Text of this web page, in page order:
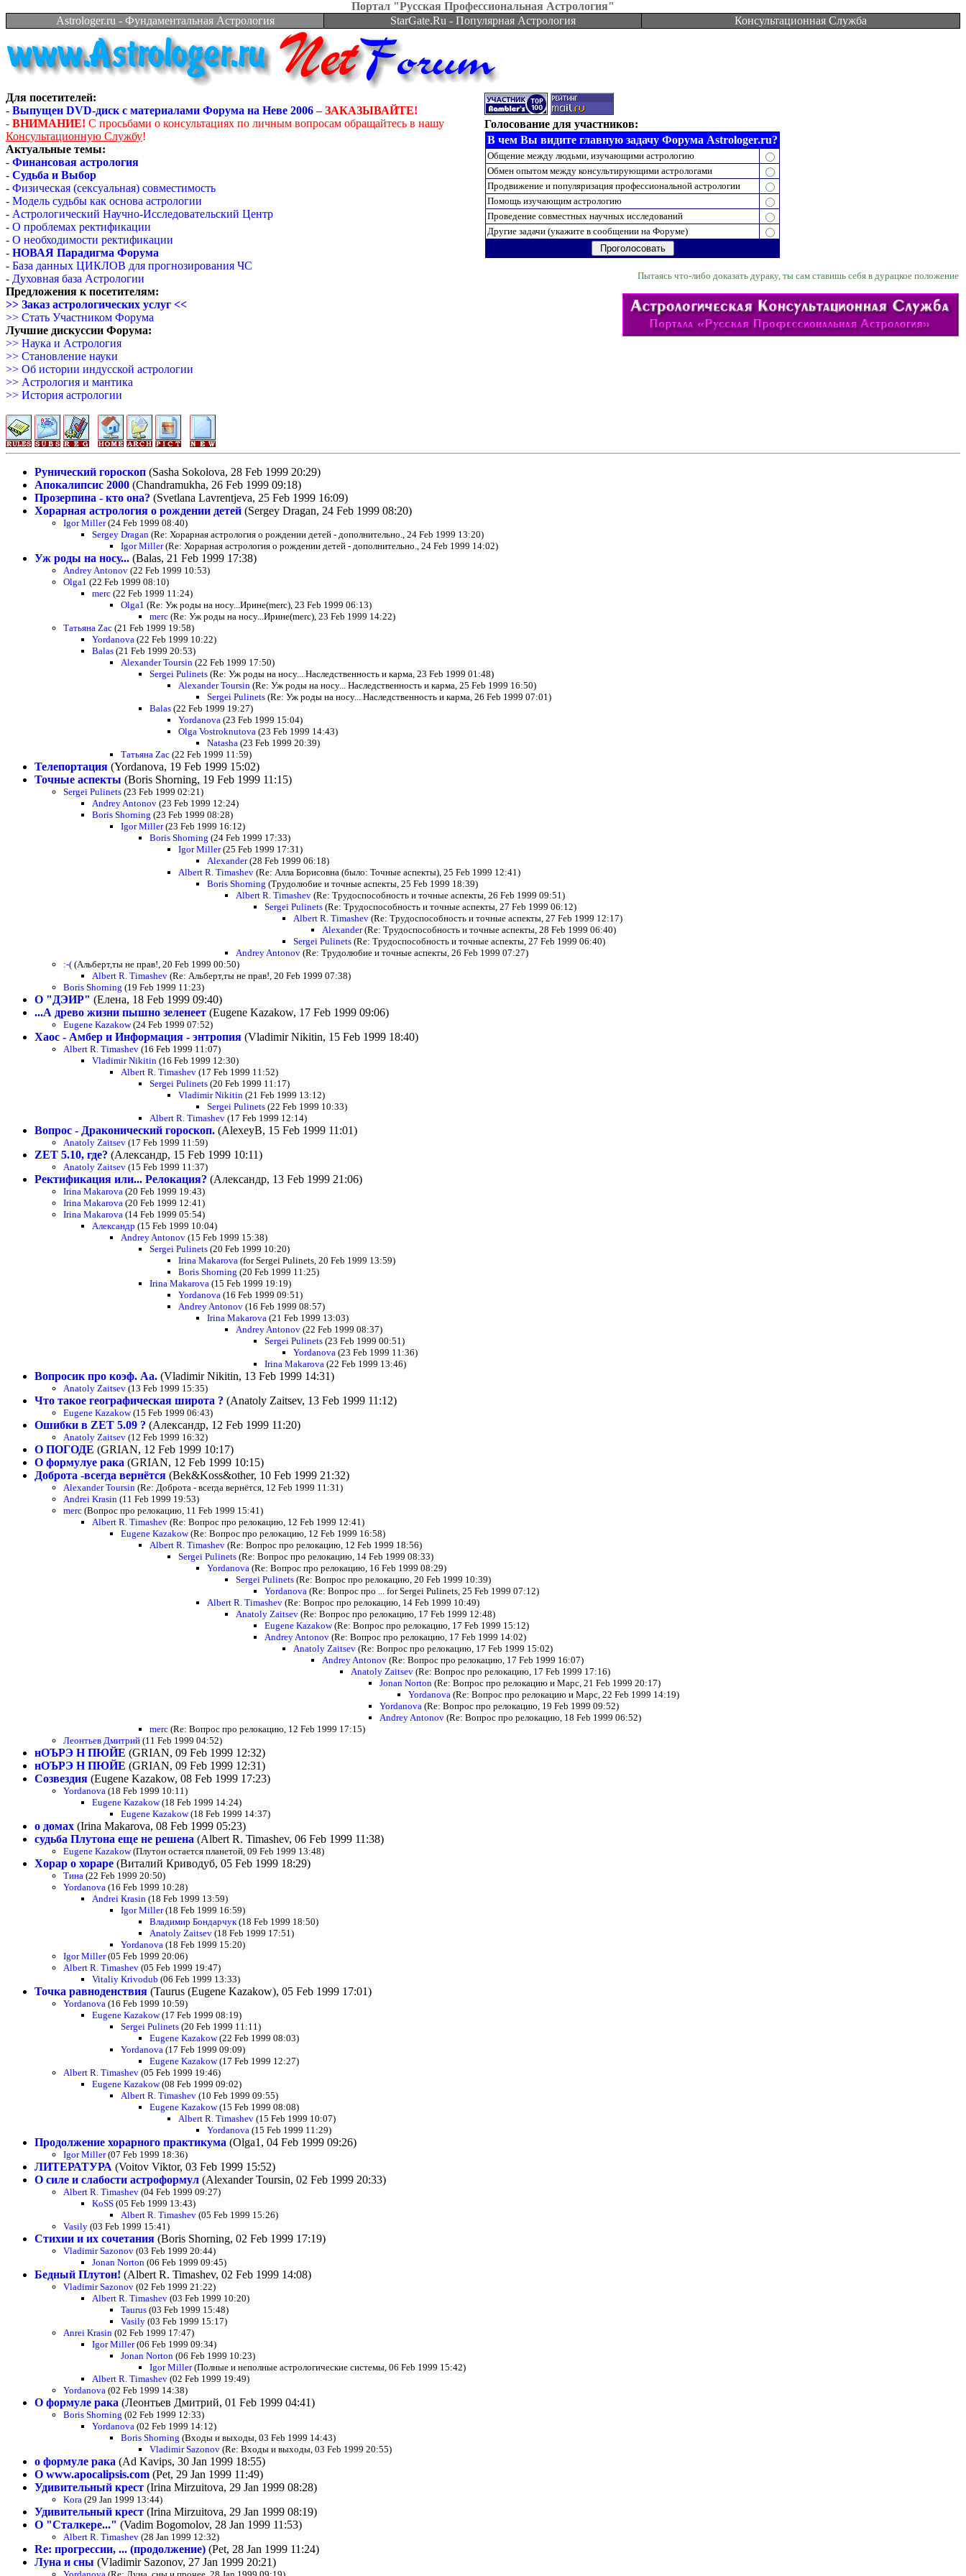
Портал "Русская Профессиональная Астрология"
Astrologer.ru - Фундаментальная Астрология
StarGate.Ru - Популярная Астрология Консультационная Служба
Голосование для участников:
В чем Вы видите главную задачу Форума Astrologer.ru?
Общение между людьми, изучающими астрологию
Обмен опытом между консультирующими астрологами
Продвижение и популяризация профессиональной астрологии
Помощь изучающим астрологию
Проведение совместных научных исследований
Другие задачи (укажите в сообщении на Форуме)
Пытаясь что-либо доказать дураку, ты сам ставишь себя в дурацкое положение
Для посетителей:
- Выпущен DVD-диск с материалами Форума на Неве 2006– ЗАКАЗЫВАЙТЕ!
- ВНИМАНИЕ! С просьбами о консультациях по личным вопросам обращайтесь в нашу
Консультационную Службу!
Актуальные темы:
- Финансовая астрология
- Судьба и Выбор
- Физическая (сексуальная) совместимость
- Модель судьбы как основа астрологии
- Астрологический Научно-Исследовательский Центр
- О проблемах ректификации
- О необходимости ректификации
- НОВАЯ Парадигма Форума
- База данных ЦИКЛОВ для прогнозирования ЧС
- Духовная база Астрологии
Предложения к посетителям:
>> Заказ астрологических услуг <<
>> Стать Участником Форума
Лучшие дискуссии Форума:
>> Наука и Астрология
>> Становление науки
>> Об истории индусской астрологии
>> Астрология и мантика
>> История астрологии
Рунический гороскоп (Sasha Sokolova, 28 Feb 1999 20:29)
Апокалипсис 2000 (Chandramukha, 26 Feb 1999 09:18)
Прозерпина - кто она? (Svetlana Lavrentjeva, 25 Feb 1999 16:09)
Хорарная астрология о рождении детей (Sergey Dragan, 24 Feb 1999 08:20)
Igor Miller(24 Feb 1999 08:40)
Sergey Dragan (Re: Хорарная астрология о рождении детей - дополнительно., 24 Feb 1999 13:20)
Igor Miller(Re: Хорарная астрология о рождении детей - дополнительно., 24 Feb 1999 14:02)
Уж роды на носу... (Balas, 21 Feb 1999 17:38)
Andrey Antonov (22 Feb 1999 10:53)
Olga1 (22 Feb 1999 08:10)
merc (22 Feb 1999 11:24)
Olga1 (Re: Уж роды на носу...Ирине(merc), 23 Feb 1999 06:13)
merc (Re: Уж роды на носу...Ирине(merc), 23 Feb 1999 14:22)
Татьяна Zac (21 Feb 1999 19:58)
Yordanova (22 Feb 1999 10:22)
Balas (21 Feb 1999 20:53)
Alexander Toursin (22 Feb 1999 17:50)
Sergei Pulinets (Re: Уж роды на носу... Наследственность и карма, 23 Feb 1999 01:48)
Alexander Toursin (Re: Уж роды на носу... Наследственность и карма, 25 Feb 1999 16:50)
Sergei Pulinets (Re: Уж роды на носу... Наследственность и карма, 26 Feb 1999 07:01)
Balas (22 Feb 1999 19:27)
Yordanova (23 Feb 1999 15:04)
Olga Vostroknutova (23 Feb 1999 14:43)
Natasha (23 Feb 1999 20:39)
Татьяна Zac (22 Feb 1999 11:59)
Телепортация (Yordanova, 19 Feb 1999 15:02)
Точные аспекты (Boris Shorning, 19 Feb 1999 11:15)
Sergei Pulinets (23 Feb 1999 02:21)
Andrey Antonov (23 Feb 1999 12:24)
Boris Shorning (23 Feb 1999 08:28)
Igor Miller(23 Feb 1999 16:12)
Boris Shorning (24 Feb 1999 17:33)
Igor Miller(25 Feb 1999 17:31)
Alexander(28 Feb 1999 06:18)
Albert R. Timashev (Re: Алла Борисовна (было: Точные аспекты), 25 Feb 1999 12:41)
Boris Shorning (Трудолюбие и точные аспекты, 25 Feb 1999 18:39)
Albert R. Timashev (Re: Трудоспособность и точные аспекты, 26 Feb 1999 09:51)
Sergei Pulinets (Re: Трудоспособность и точные аспекты, 27 Feb 1999 06:12)
Albert R. Timashev (Re: Трудоспособность и точные аспекты, 27 Feb 1999 12:17)
Alexander(Re: Трудоспособность и точные аспекты, 28 Feb 1999 06:40)
Sergei Pulinets (Re: Трудоспособность и точные аспекты, 27 Feb 1999 06:40)
Andrey Antonov (Re: Трудолюбие и точные аспекты, 26 Feb 1999 07:27)
:-( (Альберт,ты не прав!, 20 Feb 1999 00:50)
Albert R. Timashev (Re: Альберт,ты не прав!, 20 Feb 1999 07:38)
Boris Shorning (19 Feb 1999 11:23)
О "ДЭИР" (Елена, 18 Feb 1999 09:40)
...А древо жизни пышно зеленеет (Eugene Kazakow, 17 Feb 1999 09:06)
Eugene Kazakow(24 Feb 1999 07:52)
Хаос - Амбер и Информация - энтропия (Vladimir Nikitin, 15 Feb 1999 18:40)
Albert R. Timashev (16 Feb 1999 11:07)
Vladimir Nikitin (16 Feb 1999 12:30)
Albert R. Timashev (17 Feb 1999 11:52)
Sergei Pulinets (20 Feb 1999 11:17)
Vladimir Nikitin (21 Feb 1999 13:12)
Sergei Pulinets (22 Feb 1999 10:33)
Albert R. Timashev (17 Feb 1999 12:14)
Вопрос - Драконический гороскоп. (AlexeyB, 15 Feb 1999 11:01)
Anatoly Zaitsev (17 Feb 1999 11:59)
ZET 5.10, где? (Александр, 15 Feb 1999 10:11)
Anatoly Zaitsev (15 Feb 1999 11:37)
Ректификация или... Релокация? (Александр, 13 Feb 1999 21:06)
Irina Makarova (20 Feb 1999 19:43)
Irina Makarova (20 Feb 1999 12:41)
Irina Makarova (14 Feb 1999 05:54)
Александр (15 Feb 1999 10:04)
Andrey Antonov (15 Feb 1999 15:38)
Sergei Pulinets (20 Feb 1999 10:20)
Irina Makarova (for Sergei Pulinets, 20 Feb 1999 13:59)
Boris Shorning (20 Feb 1999 11:25)
Irina Makarova (15 Feb 1999 19:19)
Yordanova (16 Feb 1999 09:51)
Andrey Antonov (16 Feb 1999 08:57)
Irina Makarova (21 Feb 1999 13:03)
Andrey Antonov (22 Feb 1999 08:37)
Sergei Pulinets (23 Feb 1999 00:51)
Yordanova (23 Feb 1999 11:36)
Irina Makarova (22 Feb 1999 13:46)
Вопросик про коэф. Аа. (Vladimir Nikitin, 13 Feb 1999 14:31)
Anatoly Zaitsev (13 Feb 1999 15:35)
Что такое географическая широта ? (Anatoly Zaitsev, 13 Feb 1999 11:12)
Eugene Kazakow(15 Feb 1999 06:43)
Ошибки в ZET 5.09 ? (Александр, 12 Feb 1999 11:20)
Anatoly Zaitsev (12 Feb 1999 16:32)
О ПОГОДЕ (GRIAN, 12 Feb 1999 10:17)
О формулуе рака (GRIAN, 12 Feb 1999 10:15)
Доброта -всегда вернётся (Bek&Koss&other, 10 Feb 1999 21:32)
Alexander Toursin (Re: Доброта - всегда вернётся, 12 Feb 1999 11:31)
Andrei Krasin (11 Feb 1999 19:53)
merc (Вопрос про релокацию, 11 Feb 1999 15:41)
Albert R. Timashev (Re: Вопрос про релокацию, 12 Feb 1999 12:41)
Eugene Kazakow(Re: Вопрос про релокацию, 12 Feb 1999 16:58)
Albert R. Timashev (Re: Вопрос про релокацию, 12 Feb 1999 18:56)
Sergei Pulinets (Re: Вопрос про релокацию, 14 Feb 1999 08:33)
Yordanova (Re: Вопрос про релокацию, 16 Feb 1999 08:29)
Sergei Pulinets (Re: Вопрос про релокацию, 20 Feb 1999 10:39)
Yordanova (Re: Вопрос про ... for Sergei Pulinets, 25 Feb 1999 07:12)
Albert R. Timashev (Re: Вопрос про релокацию, 14 Feb 1999 10:49)
Anatoly Zaitsev (Re: Вопрос про релокацию, 17 Feb 1999 12:48)
Eugene Kazakow(Re: Вопрос про релокацию, 17 Feb 1999 15:12)
Andrey Antonov (Re: Вопрос про релокацию, 17 Feb 1999 14:02)
Anatoly Zaitsev (Re: Вопрос про релокацию, 17 Feb 1999 15:02)
Andrey Antonov (Re: Вопрос про релокацию, 17 Feb 1999 16:07)
Anatoly Zaitsev (Re: Вопрос про релокацию, 17 Feb 1999 17:16)
Jonan Norton (Re: Вопрос про релокацию и Марс, 21 Feb 1999 20:17)
Yordanova (Re: Вопрос про релокацию и Марс, 22 Feb 1999 14:19)
Yordanova (Re: Вопрос про релокацию, 19 Feb 1999 09:52)
Andrey Antonov (Re: Вопрос про релокацию, 18 Feb 1999 06:52)
merc (Re: Вопрос про релокацию, 12 Feb 1999 17:15)
Леонтьев Дмитрий (11 Feb 1999 04:52)
нОЪРЭ Н ПЮЙЕ (GRIAN, 09 Feb 1999 12:32)
нОЪРЭ Н ПЮЙЕ (GRIAN, 09 Feb 1999 12:31)
Созвездия (Eugene Kazakow, 08 Feb 1999 17:23)
Yordanova (18 Feb 1999 10:11)
Eugene Kazakow(18 Feb 1999 14:24)
Eugene Kazakow(18 Feb 1999 14:37)
о домах (Irina Makarova, 08 Feb 1999 05:23)
судьба Плутона еще не решена (Albert R. Timashev, 06 Feb 1999 11:38)
Eugene Kazakow(Плутон остается планетой, 09 Feb 1999 13:48)
Хорар о хораре (Виталий Криводуб, 05 Feb 1999 18:29)
Тина (22 Feb 1999 20:50)
Yordanova (16 Feb 1999 10:28)
Andrei Krasin (18 Feb 1999 13:59)
Igor Miller(18 Feb 1999 16:59)
Владимир Бондарчук(18 Feb 1999 18:50)
Anatoly Zaitsev (18 Feb 1999 17:51)
Yordanova (18 Feb 1999 15:20)
Igor Miller(05 Feb 1999 20:06)
Albert R. Timashev (05 Feb 1999 19:47)
Vitaliy Krivodub (06 Feb 1999 13:33)
Точка равноденствия (Taurus (Eugene Kazakow), 05 Feb 1999 17:01)
Yordanova (16 Feb 1999 10:59)
Eugene Kazakow(17 Feb 1999 08:19)
Sergei Pulinets (20 Feb 1999 11:11)
Eugene Kazakow(22 Feb 1999 08:03)
Yordanova (17 Feb 1999 09:09)
Eugene Kazakow(17 Feb 1999 12:27)
Albert R. Timashev (05 Feb 1999 19:46)
Eugene Kazakow(08 Feb 1999 09:02)
Albert R. Timashev (10 Feb 1999 09:55)
Eugene Kazakow(15 Feb 1999 08:08)
Albert R. Timashev (15 Feb 1999 10:07)
Yordanova (15 Feb 1999 11:29)
Продолжение хорарного практикума (Olga1, 04 Feb 1999 09:26)
Igor Miller(07 Feb 1999 18:36)
ЛИТЕРАТУРА (Voitov Viktor, 03 Feb 1999 15:52)
О силе и слабости астроформул (Alexander Toursin, 02 Feb 1999 20:33)
Albert R. Timashev (04 Feb 1999 09:27)
KoSS (05 Feb 1999 13:43)
Albert R. Timashev (05 Feb 1999 15:26)
Vasily (03 Feb 1999 15:41)
Стихии и их сочетания (Boris Shorning, 02 Feb 1999 17:19)
Vladimir Sazonov (03 Feb 1999 20:44)
Jonan Norton (06 Feb 1999 09:45)
Бедный Плутон! (Albert R. Timashev, 02 Feb 1999 14:08)
Vladimir Sazonov (02 Feb 1999 21:22)
Albert R. Timashev (03 Feb 1999 10:20)
Taurus (03 Feb 1999 15:48)
Vasily (03 Feb 1999 15:17)
Anrei Krasin (02 Feb 1999 17:47)
Igor Miller(06 Feb 1999 09:34)
Jonan Norton (06 Feb 1999 10:23)
Igor Miller(Полные и неполные астрологические системы, 06 Feb 1999 15:42)
Albert R. Timashev (02 Feb 1999 19:49)
Yordanova (02 Feb 1999 14:38)
О формуле рака (Леонтьев Дмитрий, 01 Feb 1999 04:41)
Boris Shorning (02 Feb 1999 12:33)
Yordanova (02 Feb 1999 14:12)
Boris Shorning (Входы и выходы, 03 Feb 1999 14:43)
Vladimir Sazonov (Re: Входы и выходы, 03 Feb 1999 20:55)
о формуле рака (Ad Kavips, 30 Jan 1999 18:55)
О www.apocalipsis.com (Pet, 29 Jan 1999 11:49)
Удивительный крест (Irina Mirzuitova, 29 Jan 1999 08:28)
Kora (29 Jan 1999 13:44)
Удивительный крест (Irina Mirzuitova, 29 Jan 1999 08:19)
О "Сталкере..." (Vadim Bogomolov, 28 Jan 1999 11:53)
Albert R. Timashev (28 Jan 1999 12:32)
Re: прогрессии, ... (продолжение) (Pet, 28 Jan 1999 11:24)
Луна и сны (Vladimir Sazonov, 27 Jan 1999 20:21)